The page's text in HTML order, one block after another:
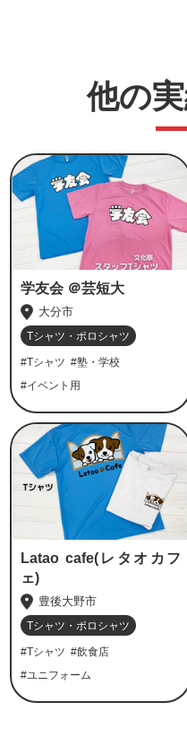
他の
学友会 ＠芸短大
大分市
Tシャツ・ポロシャツ
#Tシャツ #塾・学校
#イベント用
Latao cafe(レタオカフ
ェ)
豊後大野市
Tシャツ・ポロシャツ
#Tシャツ #飲食店
#ユニフォーム